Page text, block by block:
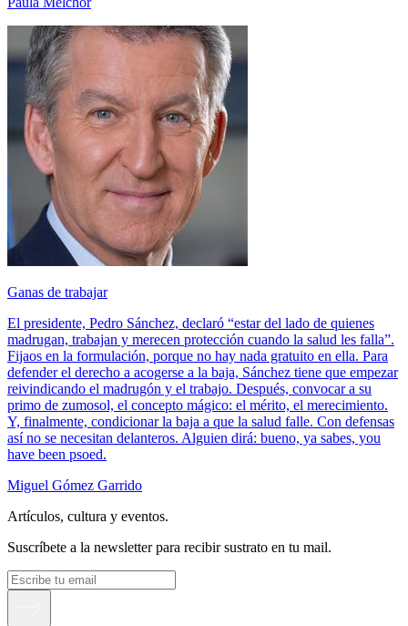
Ganas de trabajar
El presidente, Pedro Sánchez, declaró “estar del lado de quienes
madrugan, trabajan y merecen protección cuando la salud les falla”.
Fijaos en la formulación, porque no hay nada gratuito en ella. Para
defender el derecho a acogerse a la baja, Sánchez tiene que empezar
reivindicando el madrugón y el trabajo. Después, convocar a su
primo de zumosol, el concepto mágico: el mérito, el merecimiento.
Y, finalmente, condicionar la baja a que la salud falle. Con defensas
así no se necesitan delanteros. Alguien dirá: bueno, ya sabes, you
have been psoed.
Miguel Gómez Garrido
Artículos, cultura y eventos.
Suscríbete a la newsletter para recibir sustrato en tu mail.